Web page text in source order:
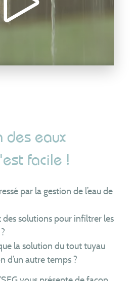
collectif
(entreprises)
des eaux
facile !
par la gestion de l’eau de
des solutions pour infiltrer les
la solution du tout tuyau
d’un autre temps ?